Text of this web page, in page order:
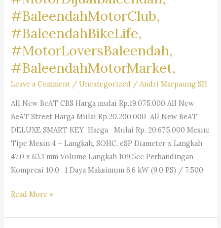
#BaleendahMotorClub,
#BaleendahBikeLife,
#MotorLoversBaleendah,
#BaleendahMotorMarket,
Leave a Comment /Uncategorized /Andri Marpaung SH
All New BeAT CBS Harga mulai Rp.19.075.000 All New
BeAT Street Harga Mulai Rp.20.200.000 All New BeAT
DELUXE SMART KEY Harga Mulai Rp. 20.675.000 Mesin:
Tipe Mesin 4 – Langkah, SOHC, eSP Diameter x Langkah
47.0 x 63.1 mm Volume Langkah 109,5cc Perbandingan
Kompresi 10,0 : 1 Daya Maksimum 6.6 kW (9.0 PS) / 7.500
#MotorRancamanyar,
#BikersRancamanyar,
Read More »